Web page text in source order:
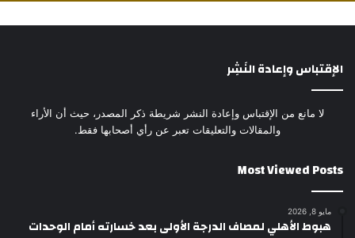
الإقتباس وإعادة النَشِر
لا مانع من الإقتباس وإعادة النشر شريطة ذكر المصدر، حيث أن الأراء
والمقالات والتعليقات تعبر عن رأي أصحابها فقط.
Most Viewed Posts
مايو 8, 2026
هبوط الأهلي لمصاف الدرجة الأولى بعد خسارته أمام الوحدات